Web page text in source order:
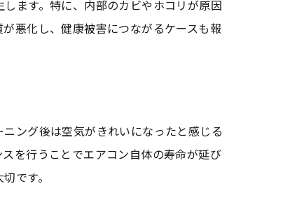
ます。特に、内部のカビやホコリが原因
悪化し、健康被害につながるケースも報
ング後は空気がきれいになったと感じる
を行うことでエアコン自体の寿命が延び
です。